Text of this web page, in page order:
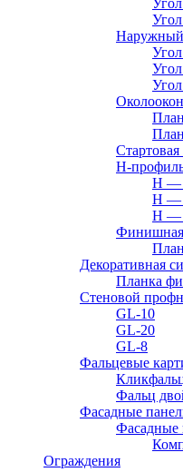
Наружный
Стартовая
H-
Н —
H —
Н —
Финишная
Декоративная
Планка
Стеновой
GL-10
GL-20
GL-8
Фальцевые
Фальц
Фасадные
Фасадные
Ограждения